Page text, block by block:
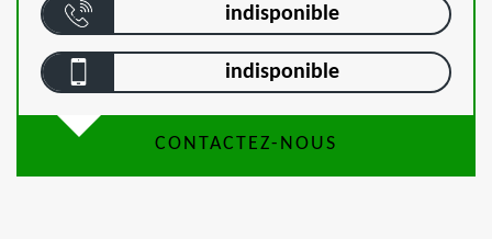
indisponible
indisponible
CONTACTEZ-NOUS